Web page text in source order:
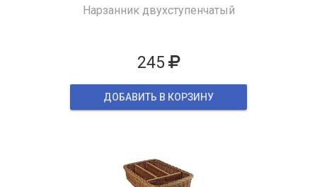
Нарзанник двухступенчатый
245
ДОБАВИТЬ В КОРЗИНУ